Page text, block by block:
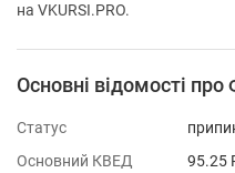
на VKURSI.PRO.
Основні відомості
Статус
Основний КВЕД
95.25